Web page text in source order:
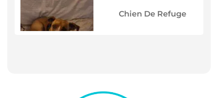
Chien De Refuge